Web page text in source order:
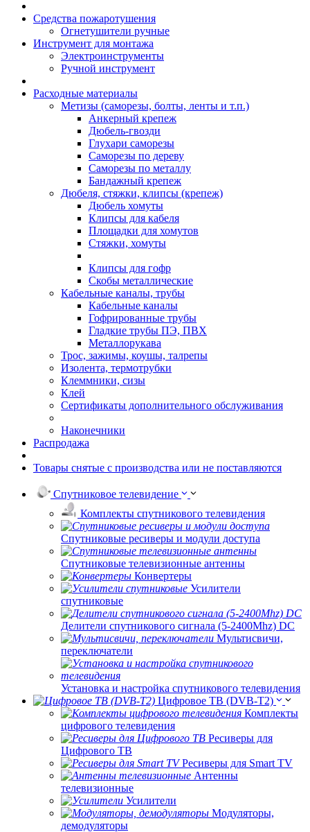
Средства пожаротушения
Огнетушители ручные
Инструмент для монтажа
Электроинструменты
Ручной инструмент
Расходные материалы
Метизы (саморезы, болты, ленты и т.п.)
Анкерный крепеж
Дюбель-гвозди
Глухари саморезы
Саморезы по дереву
Саморезы по металлу
Бандажный крепеж
Дюбеля, стяжки, клипсы (крепеж)
Дюбель хомуты
Клипсы для кабеля
Площадки для хомутов
Стяжки, хомуты
Клипсы для гофр
Скобы металлические
Кабельные каналы, трубы
Кабельные каналы
Гофрированные трубы
Гладкие трубы ПЭ, ПВХ
Металлорукава
Трос, зажимы, коушы, талрепы
Изолента, термотрубки
Клеммники, сизы
Клей
Сертификаты дополнительного обслуживания
Наконечники
Распродажа
Товары снятые с производства или не поставляются
Спутниковое телевидение
Комплекты спутникового телевидения
Спутниковые ресиверы и модули доступа
Спутниковые телевизионные антенны
Конвертеры
Усилители
спутниковые
Делители спутникового сигнала (5-2400Mhz) DC
Мультисвичи,
переключатели
Установка и настройка спутникового телевидения
Цифровое ТВ (DVB-T2)
Комплекты
цифрового телевидения
Ресиверы для
Цифрового ТВ
Ресиверы для Smart TV
Антенны
телевизионные
Усилители
Модуляторы,
демодуляторы